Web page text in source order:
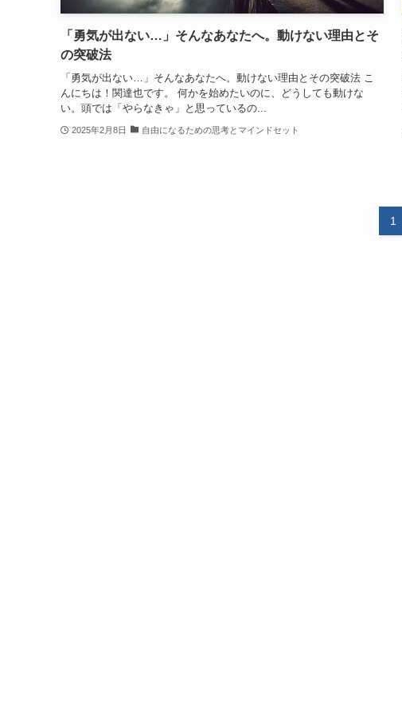
「勇気が出ない…」そんなあなたへ。動けない理由とそ
の突破法
「勇気が出ない…」そんなあなたへ。動けない理由とその突破法 こ
んにちは！関達也です。 何かを始めたいのに、どうしても動けな
い。頭では「やらなきゃ」と思っているの...
2025年2月8日 自由になるための思考とマインドセット
1